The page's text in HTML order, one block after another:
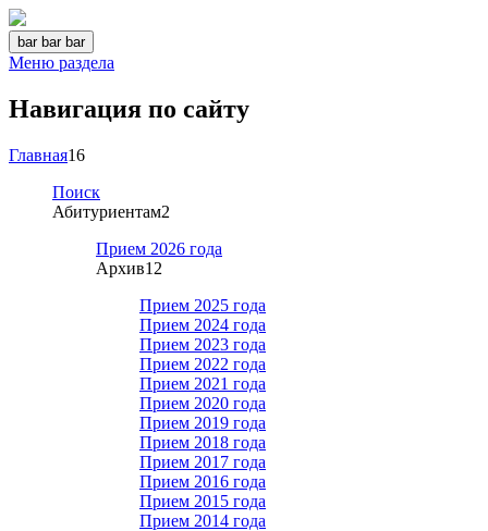
bar bar bar
Меню раздела
Навигация по сайту
Главная16
Поиск
Абитуриентам2
Прием 2026 года
Архив12
Прием 2025 года
Прием 2024 года
Прием 2023 года
Прием 2022 года
Прием 2021 года
Прием 2020 года
Прием 2019 года
Прием 2018 года
Прием 2017 года
Прием 2016 года
Прием 2015 года
Прием 2014 года